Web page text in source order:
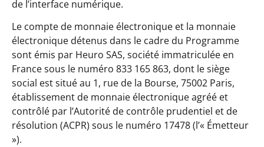
de l’interface numérique.
Le compte de monnaie électronique et la monnaie
électronique détenus dans le cadre du Programme
sont émis par Heuro SAS, société immatriculée en
France sous le numéro 833 165 863, dont le siège
social est situé au 1, rue de la Bourse, 75002 Paris,
établissement de monnaie électronique agréé et
contrôlé par l’Autorité de contrôle prudentiel et de
résolution (ACPR) sous le numéro 17478 (l’« Émetteur
»).